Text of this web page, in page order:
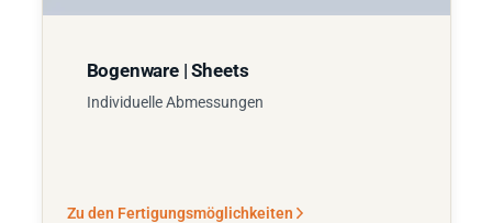
Bogenware | Sheets
Individuelle Abmessungen
Zu den Fertigungsmöglichkeiten